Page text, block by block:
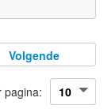
Volgende
pagina: